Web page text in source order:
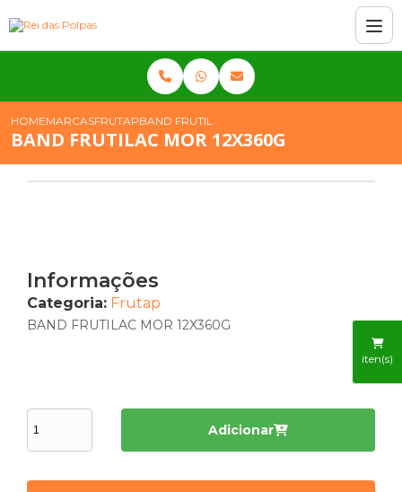
iten(s)
HOMEMARCASFRUTAPBAND FRUTILAC MOR 12X360G
BAND FRUTILAC MOR 12X360G
Informações
Categoria: Frutap
BAND FRUTILAC MOR 12X360G
Adicionar